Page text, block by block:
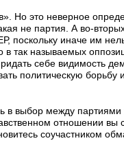
Но это неверное
не партия. А во-
поскольку иначе им
так называемых
себе видимость
политическую борьбу
в выбор между
отношении вы
соучастником